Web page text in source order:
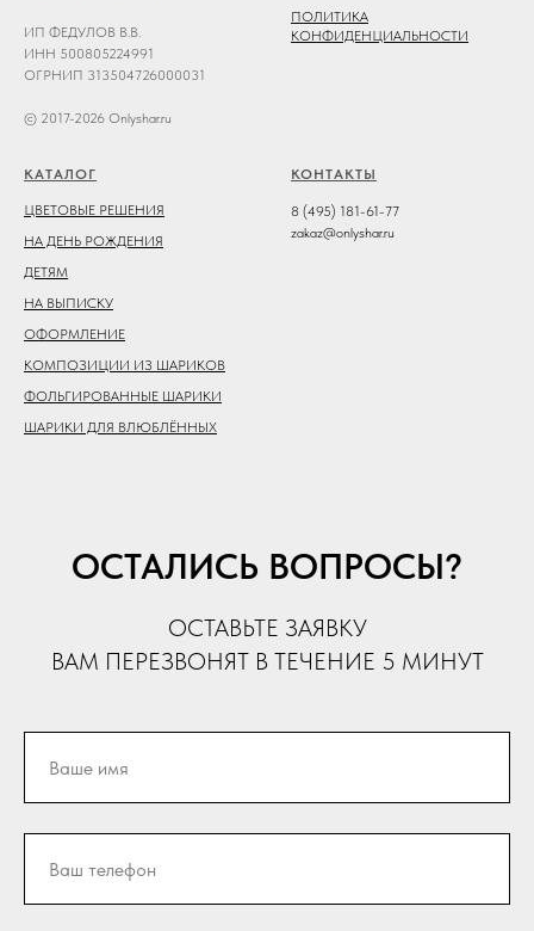
ИП ФЕДУЛОВ В.В.
ИНН 500805224991
ОГРНИП 313504726000031
© 2017-2026 Onlyshar.ru
ПОЛИТИКА
КОНФИДЕНЦИАЛЬНОСТИ
КАТАЛОГ
ЦВЕТОВЫЕ РЕШЕНИЯ
НА ДЕНЬ РОЖДЕНИЯ
ДЕТЯМ
НА ВЫПИСКУ
ОФОРМЛЕНИЕ
КОМПОЗИЦИИ ИЗ ШАРИКОВ
ФОЛЬГИРОВАННЫЕ ШАРИКИ
ШАРИКИ ДЛЯ ВЛЮБЛЁННЫХ
КОНТАКТЫ
8 (495) 181-61-77
zakaz@onlyshar.ru
ОСТАЛИСЬ ВОПРОСЫ?
ОСТАВЬТЕ ЗАЯВКУ
ВАМ ПЕРЕЗВОНЯТ В ТЕЧЕНИЕ 5 МИНУТ